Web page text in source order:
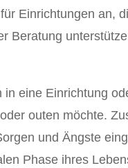
Einrichtungen an,
Beratung
eine Einrichtung
outen möchte.
und Ängste
Phase ihres